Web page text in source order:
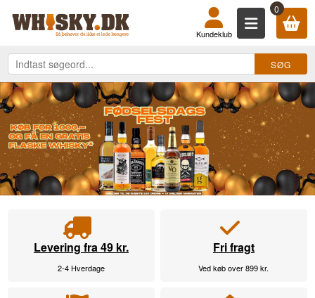
KØB DIN WHISKY, ROM, GIN, 0
Kundeklub
Levering fra 49 kr.
2-4 Hverdage
Fri fragt
Ved køb over 899 kr.